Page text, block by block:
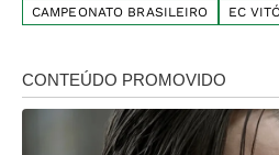
CAMPEONATO BRASILEIRO EC